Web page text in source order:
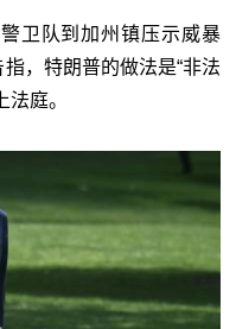
卫队到加州镇压示威暴
，特朗普的做法是“非法
庭。